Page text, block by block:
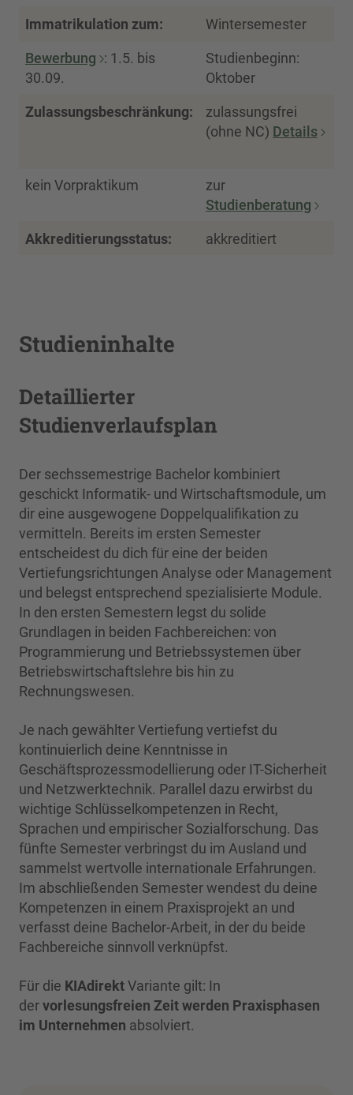
Immatrikulation zum: Wintersemester
Bewerbung : 1.5. bis
30.09.
Studienbeginn:
Oktober
Zulassungsbeschränkung:
zulassungsfrei
(ohne NC) Details
kein Vorpraktikum
zur
Studienberatung
Akkreditierungsstatus: akkreditiert
Studieninhalte
Detaillierter
Studienverlaufsplan
Der sechssemestrige Bachelor kombiniert
geschickt Informatik- und Wirtschaftsmodule, um
dir eine ausgewogene Doppelqualifikation zu
vermitteln. Bereits im ersten Semester
entscheidest du dich für eine der beiden
Vertiefungsrichtungen Analyse oder Management
und belegst entsprechend spezialisierte Module.
In den ersten Semestern legst du solide
Grundlagen in beiden Fachbereichen: von
Programmierung und Betriebssystemen über
Betriebswirtschaftslehre bis hin zu
Rechnungswesen.
Je nach gewählter Vertiefung vertiefst du
kontinuierlich deine Kenntnisse in
Geschäftsprozessmodellierung oder IT-Sicherheit
und Netzwerktechnik. Parallel dazu erwirbst du
wichtige Schlüsselkompetenzen in Recht,
Sprachen und empirischer Sozialforschung. Das
fünfte Semester verbringst du im Ausland und
sammelst wertvolle internationale Erfahrungen.
Im abschließenden Semester wendest du deine
Kompetenzen in einem Praxisprojekt an und
verfasst deine Bachelor-Arbeit, in der du beide
Fachbereiche sinnvoll verknüpfst.
Für die KIAdirektVariante gilt: In
dervorlesungsfreien Zeit werden Praxisphasen
im Unternehmen absolviert.